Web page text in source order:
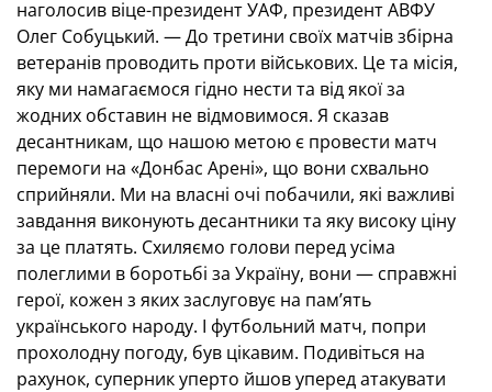
наголосив віце-президент УАФ, президент АВФУ
Олег Собуцький. — До третини своїх матчів збірна
ветеранів проводить проти військових. Це та місія,
яку ми намагаємося гідно нести та від якої за
жодних обставин не відмовимося. Я сказав
десантникам, що нашою метою є провести матч
перемоги на «Донбас Арені», що вони схвально
сприйняли. Ми на власні очі побачили, які важливі
завдання виконують десантники та яку високу ціну
за це платять. Схиляємо голови перед усіма
полеглими в боротьбі за Україну, вони — справжні
герої, кожен з яких заслуговує на пам’ять
українського народу. І футбольний матч, попри
прохолодну погоду, був цікавим. Подивіться на
рахунок, суперник уперто йшов уперед атакувати